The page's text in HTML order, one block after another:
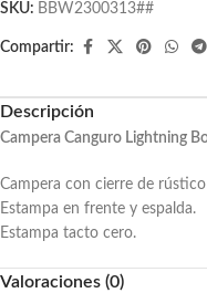
SKU: BBW2300313##
Compartir:
Descripción
Campera Canguro Lightning
Campera con cierre de
Estampa en frente y espalda.
Estampa tacto cero.
Valoraciones (0)